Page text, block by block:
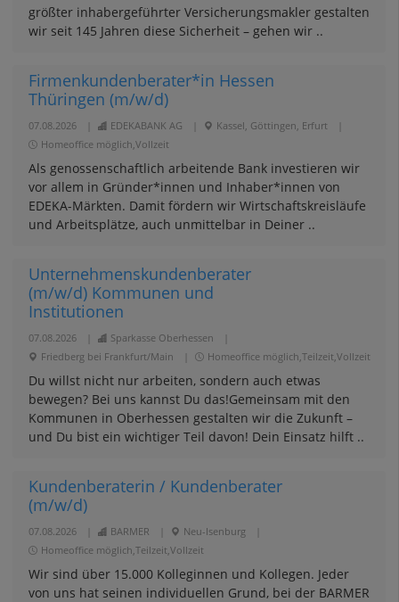
größter inhabergeführter Versicherungsmakler gestalten
wir seit 145 Jahren diese Sicherheit – gehen wir ..
Firmenkundenberater*in Hessen
Thüringen (m/w/d)
07.08.2026 EDEKABANK AG Kassel, Göttingen, Erfurt
Homeoffice möglich,Vollzeit
Als genossenschaftlich arbeitende Bank investieren wir
vor allem in Gründer*innen und Inhaber*innen von
EDEKA-Märkten. Damit fördern wir Wirtschaftskreisläufe
und Arbeitsplätze, auch unmittelbar in Deiner ..
Unternehmenskundenberater
(m/w/d) Kommunen und
Institutionen
07.08.2026 Sparkasse Oberhessen
Friedberg bei Frankfurt/Main
Homeoffice möglich,Teilzeit,Vollzeit
Du willst nicht nur arbeiten, sondern auch etwas
bewegen? Bei uns kannst Du das!Gemeinsam mit den
Kommunen in Oberhessen gestalten wir die Zukunft –
und Du bist ein wichtiger Teil davon! Dein Einsatz hilft ..
Kundenberaterin / Kundenberater
(m/w/d)
07.08.2026 BARMER Neu-Isenburg
Homeoffice möglich,Teilzeit,Vollzeit
Wir sind über 15.000 Kolleginnen und Kollegen. Jeder
von uns hat seinen individuellen Grund, bei der BARMER